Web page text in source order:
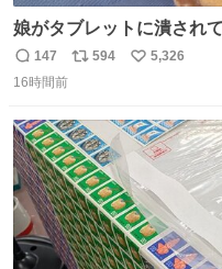
娘がタブレットに潰され
けは娘の波長を感じ取れ
たらしい。 急いで旦那が
3回ほど。 小さい手だけ
那に泣きついてた。
返
信
147
リ
ト
数
594
い
数
5,326
16時間前